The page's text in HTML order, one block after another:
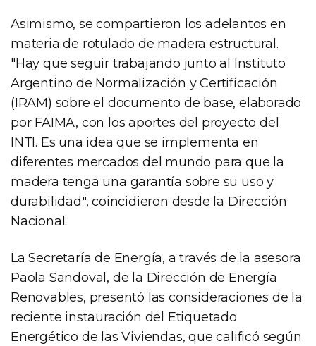
Asimismo, se compartieron los adelantos en
materia de rotulado de madera estructural.
"Hay que seguir trabajando junto al Instituto
Argentino de Normalización y Certificación
(IRAM) sobre el documento de base, elaborado
por FAIMA, con los aportes del proyecto del
INTI. Es una idea que se implementa en
diferentes mercados del mundo para que la
madera tenga una garantía sobre su uso y
durabilidad", coincidieron desde la Dirección
Nacional.
La Secretaría de Energía, a través de la asesora
Paola Sandoval, de la Dirección de Energía
Renovables, presentó las consideraciones de la
reciente instauración del Etiquetado
Energético de las Viviendas, que calificó según